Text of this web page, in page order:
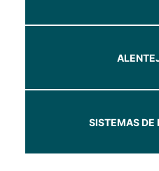
SISTEMAS DE